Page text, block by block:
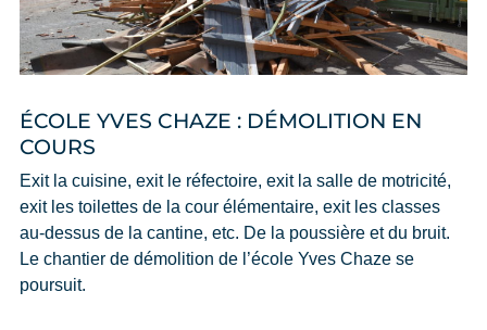
ÉCOLE YVES CHAZE : DÉMOLITION EN
COURS
Exit la cuisine, exit le réfectoire, exit la salle de motricité,
exit les toilettes de la cour élémentaire, exit les classes
au-dessus de la cantine, etc. De la poussière et du bruit.
Le chantier de démolition de l’école Yves Chaze se
poursuit.